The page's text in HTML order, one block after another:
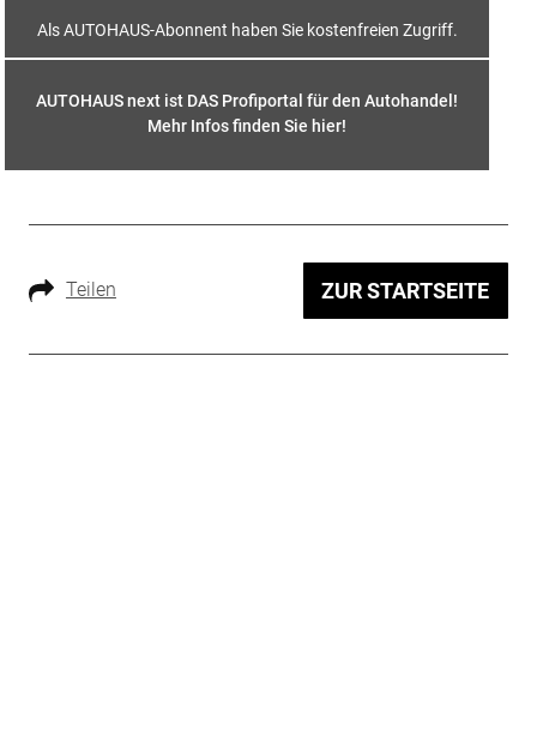
Als AUTOHAUS-Abonnent haben Sie kostenfreien Zugriff.
AUTOHAUS next ist DAS Profiportal für den Autohandel!
Mehr Infos finden Sie hier!
Teilen ZUR STARTSEITE